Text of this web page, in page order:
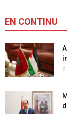
EN CONTINU
6